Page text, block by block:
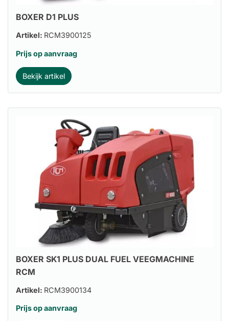
BOXER D1 PLUS
Artikel: RCM3900125
Prijs op aanvraag
Bekijk artikel
BOXER SK1 PLUS DUAL FUEL VEEGMACHINE
RCM
Artikel: RCM3900134
Prijs op aanvraag